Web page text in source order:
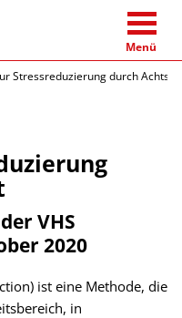
Menü
Stressreduzierung durch
VHS
2020
ist eine Methode, die
in